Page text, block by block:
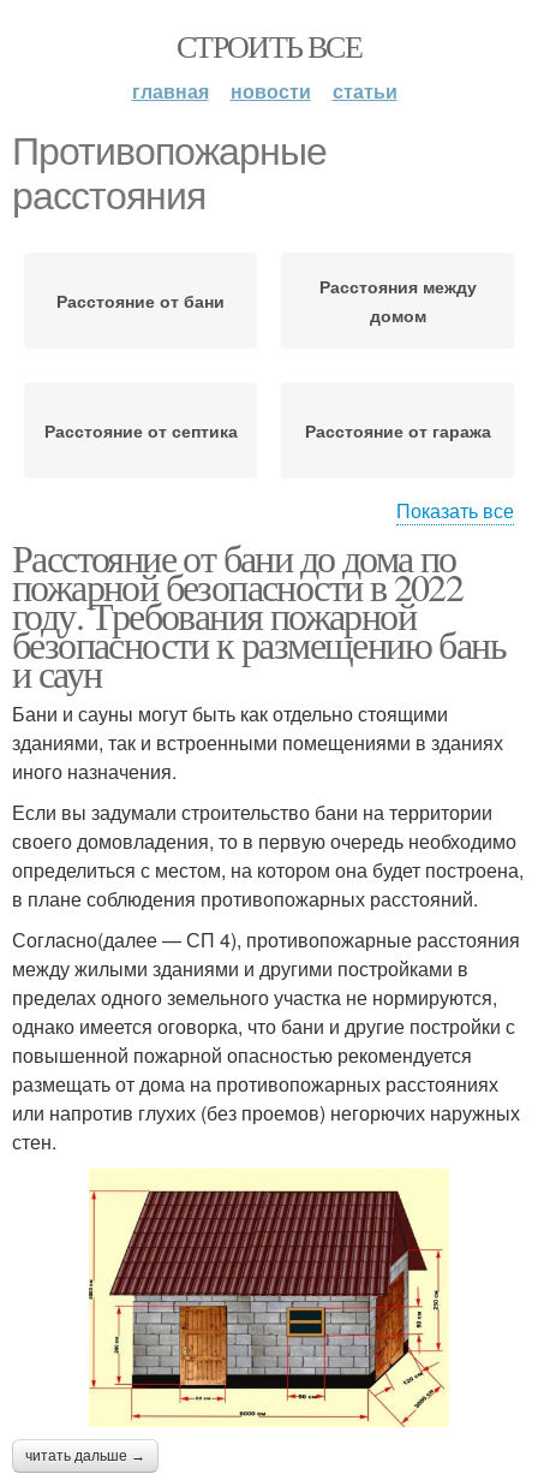
СТРОИТЬ ВСЕ
главная новости статьи
Противопожарные
расстояния
Расстояние от бани
Расстояния между
домом
Расстояние от септика Расстояние от гаража
Допустимое расстояние
Показать все
Расстояние от бани до дома по
пожарной безопасности в 2022
году. Требования пожарной
безопасности к размещению бань
и саун
Бани и сауны могут быть как отдельно стоящими
зданиями, так и встроенными помещениями в зданиях
иного назначения.
Если вы задумали строительство бани на территории
своего домовладения, то в первую очередь необходимо
определиться с местом, на котором она будет построена,
в плане соблюдения противопожарных расстояний.
Согласно(далее — СП 4), противопожарные расстояния
между жилыми зданиями и другими постройками в
пределах одного земельного участка не нормируются,
однако имеется оговорка, что бани и другие постройки с
повышенной пожарной опасностью рекомендуется
размещать от дома на противопожарных расстояниях
или напротив глухих (без проемов) негорючих наружных
стен.
читать дальше →